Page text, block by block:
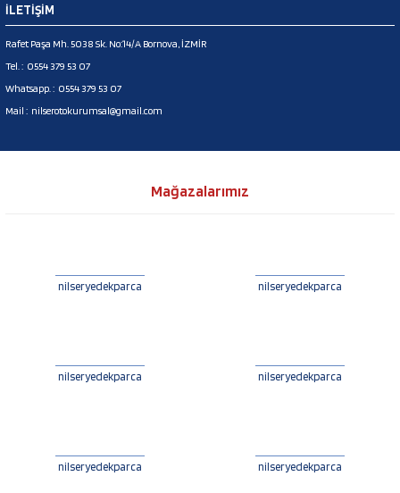
İLETİŞİM
Rafet Paşa Mh. 5038 Sk. No:14/A Bornova, İZMİR
Tel. : 0554 379 53 07
Whatsapp. : 0554 379 53 07
Mail : nilserotokurumsal@gmail.com
Mağazalarımız
nilseryedekparca nilseryedekparca
nilseryedekparca nilseryedekparca
nilseryedekparca nilseryedekparca